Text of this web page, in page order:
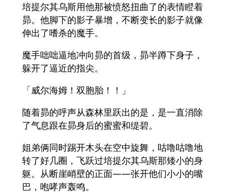
培提尔其乌斯用他那被愤怒扭曲了的表情瞪着
昴。他脚下的影子暴增，不断变长的影子就像
伸出了嗜杀的魔手。
魔手咄咄逼地冲向昴的首级，昴半蹲下身子，
躲开了逼近的指尖。
「威尔海姆！双胞胎！！」
随着昴的呼声从森林里跃出的是，是一直消除
了气息跟在昴身后的蜜蜜和缇碧。
姐弟俩同时踢开木头在空中旋舞，咕噜咕噜地
转了好几圈，飞跃过培提尔其乌斯那矮小的身
躯。从断崖峭壁的正面——张开他们小小的嘴
巴，咆哮声轰鸣。